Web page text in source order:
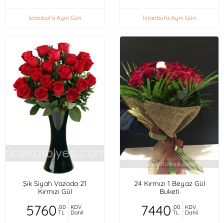
İstanbul'a Aynı Gün İstanbul'a Aynı Gün
Şık Siyah Vazoda 21
Kırmızı Gül
5760 ,00
TL
KDV
Dahil
24 Kırmızı 1 Beyaz Gül
Buketi
7440 ,00
TL
KDV
Dahil